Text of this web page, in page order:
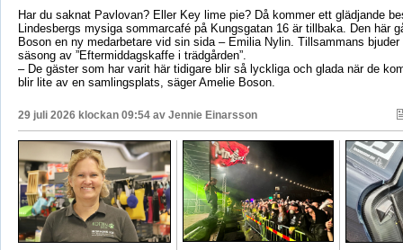
Har du saknat Pavlovan? Eller Key lime pie? Då kommer ett glädjande
Lindesbergs mysiga sommarcafé på Kungsgatan 16 är tillbaka. Den här
Boson en ny medarbetare vid sin sida – Emilia Nylin. Tillsammans
säsong av ”Eftermiddagskaffe i trädgården”.
– De gäster som har varit här tidigare blir så lyckliga och glada när de
blir lite av en samlingsplats, säger Amelie Boson.
29 juli 2026 klockan 09:54 av Jennie Einarsson